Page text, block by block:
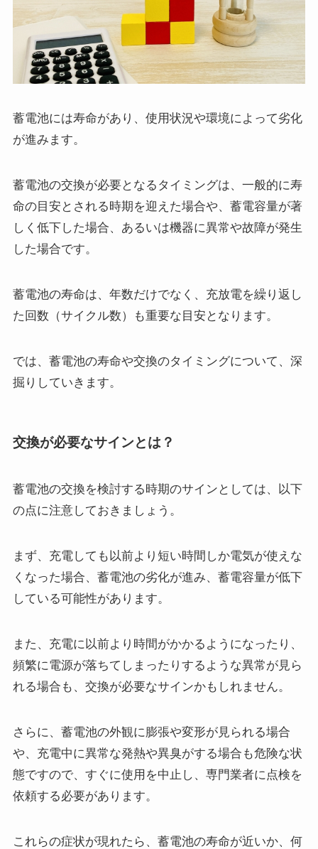
蓄電池には寿命があり、使用状況や環境によって劣化
が進みます。
蓄電池の交換が必要となるタイミングは、一般的に寿
命の目安とされる時期を迎えた場合や、蓄電容量が著
しく低下した場合、あるいは機器に異常や故障が発生
した場合です。
蓄電池の寿命は、年数だけでなく、充放電を繰り返し
た回数（サイクル数）も重要な目安となります。
では、蓄電池の寿命や交換のタイミングについて、深
掘りしていきます。
交換が必要なサインとは？
蓄電池の交換を検討する時期のサインとしては、以下
の点に注意しておきましょう。
まず、充電しても以前より短い時間しか電気が使えな
くなった場合、蓄電池の劣化が進み、蓄電容量が低下
している可能性があります。
また、充電に以前より時間がかかるようになったり、
頻繁に電源が落ちてしまったりするような異常が見ら
れる場合も、交換が必要なサインかもしれません。
さらに、蓄電池の外観に膨張や変形が見られる場合
や、充電中に異常な発熱や異臭がする場合も危険な状
態ですので、すぐに使用を中止し、専門業者に点検を
依頼する必要があります。
これらの症状が現れたら、蓄電池の寿命が近いか、何